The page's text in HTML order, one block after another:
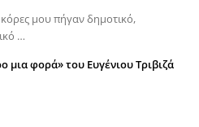
μου πήγαν δημοτικό,
…
μια φορά» του Ευγένιου Τριβιζά